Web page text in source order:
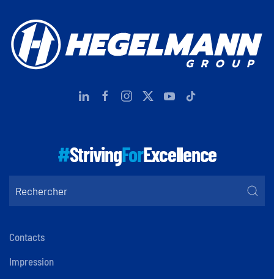
#StrivingForExcellence
Contacts
Impression